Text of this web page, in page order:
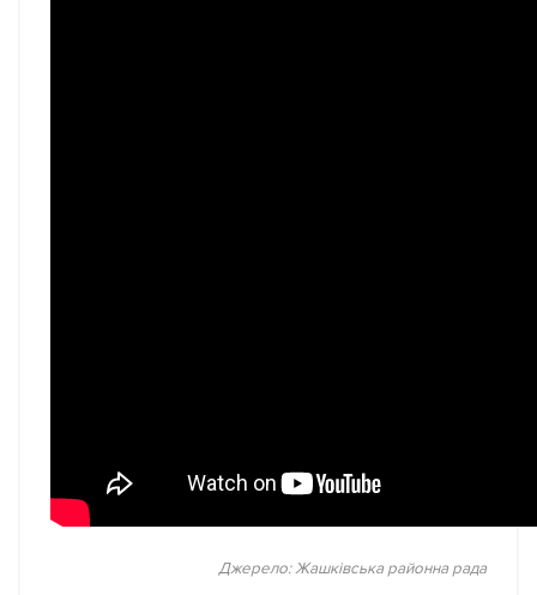
Джерело: Жашківська районна рада